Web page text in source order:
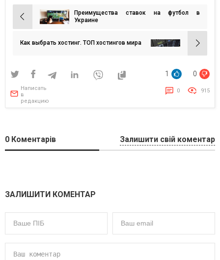
Навигация
по
записям
Преимущества ставок на футбол в
Украине
Как выбрать хостинг. ТОП хостингов мира
1 0
Написать
в
редакцию
0 915
0 Коментарів Залишити свій коментар
ЗАЛИШИТИ КОМЕНТАР